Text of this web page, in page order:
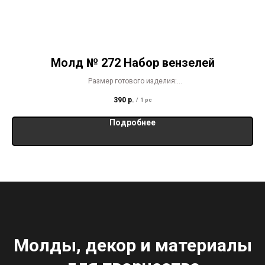
Молд № 272 Набор вензелей
Размер готового изделия:
6 х 4 см
3 х 1,5 см
390 р. / 1 pc
Подробнее
Молды, декор и материалы